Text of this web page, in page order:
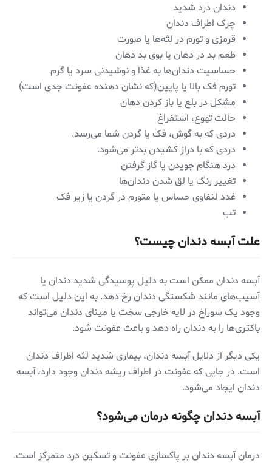
دندان درد شدید
چرک اطراف دندان
قرمزی و تورم در لثه‌ها یا صورت
طعم بد در دهان یا بوی بد دهان
حساسیت دندان‌ها به غذا و نوشیدنی سرد یا گرم
تورم فک بالا یا پایین(که نشان دهنده عفونت جدی است)
مشکل در بلع یا باز کردن دهان
حالت تهوع، استفراغ
دردی که به گوش، فک یا گردن شما می‌رسد.
دردی که با دراز کشیدن بدتر می‌شود.
درد هنگام جویدن یا گاز گرفتن
تغییر رنگ یا لق شدن دندان‌ها
غدد لنفاوی حساس یا متورم در گردن یا زیر فک
تب
علت آبسه دندان چیست؟
آبسه دندان ممکن است به دلیل پوسیدگی شدید دندان یا
آسیب‌های مانند شکستگی دندان رخ دهد. به این دلیل است که
وجود یک سوراخ در لایه خارجی سخت یا مینای دندان می‌تواند
باکتری‌ها را به دندان راه دهد و باعث عفونت شود.
یکی دیگر از دلایل آبسه دندان، بیماری شدید لثه اطراف دندان
است. در جایی که عفونت در اطراف ریشه دندان وجود دارد، آبسه
دندان ایجاد می‌شود.
آبسه دندان چگونه درمان می‌شود؟
درمان آبسه دندان بر پاکسازی عفونت و تسکین درد متمرکز است.